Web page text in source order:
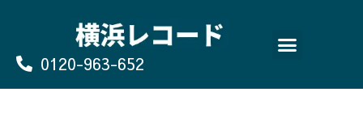
0120-963-652